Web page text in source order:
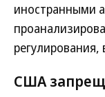
иностранными
США